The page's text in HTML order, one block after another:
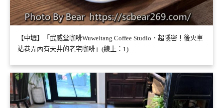
【中壢】「武威堂咖啡Wuweitang Coffee Studio．超隱密！後火車
站巷弄內有天井的老宅咖啡」(線上：1)